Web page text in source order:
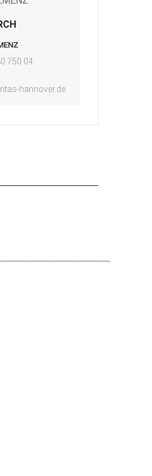
750 04
hannover.de